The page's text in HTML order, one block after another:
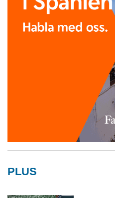
PLUS